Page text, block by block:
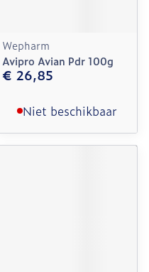
Wepharm
Avipro Avian Pdr 100g
€ 26,85
Niet beschikbaar